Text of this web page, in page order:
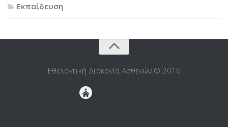
Εκπαίδευση
Εθελοντική Διακονία Ασθενών © 2016